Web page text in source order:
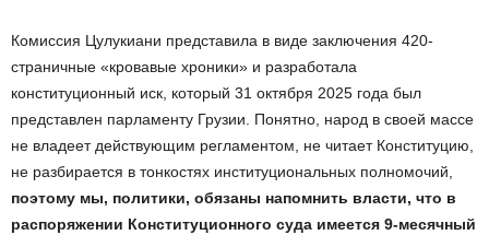
Комиссия Цулукиани представила в виде заключения 420-
страничные «кровавые хроники» и разработала
конституционный иск, который 31 октября 2025 года был
представлен парламенту Грузии. Понятно, народ в своей массе
не владеет действующим регламентом, не читает Конституцию,
не разбирается в тонкостях институциональных полномочий,
поэтому мы, политики, обязаны напомнить власти, что в
распоряжении Конституционного суда имеется 9-месячный